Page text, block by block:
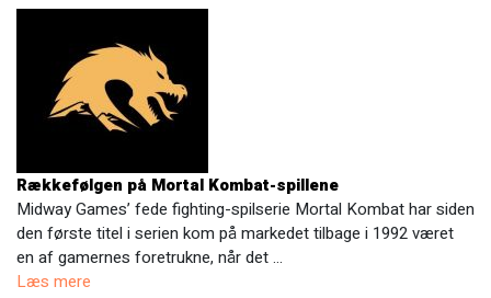
Rækkefølgen på Mortal Kombat-spillene
Midway Games’ fede fighting-spilserie Mortal Kombat har siden
den første titel i serien kom på markedet tilbage i 1992 været
en af gamernes foretrukne, når det …
Læs mere